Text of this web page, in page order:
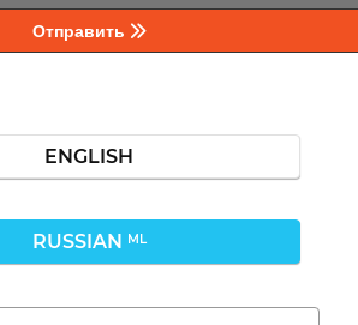
Отправить
ENGLISH
RUSSIAN ML